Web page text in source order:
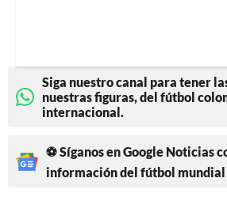
Siga nuestro canal para tener
nuestras figuras, del fútbol
internacional.
⚽ Síganos en Google Noticias
información del fútbol mundial